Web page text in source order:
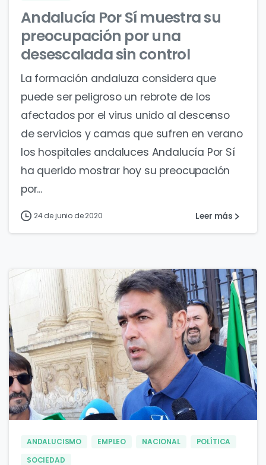
Andalucía Por Sí muestra su
preocupación por una
desescalada sin control
La formación andaluza considera que
puede ser peligroso un rebrote de los
afectados por el virus unido al descenso
de servicios y camas que sufren en verano
los hospitales andaluces Andalucía Por Sí
ha querido mostrar hoy su preocupación
por...
24 de junio de 2020 Leer más
ANDALUCISMO EMPLEO NACIONAL
POLÍTICA
SOCIEDAD